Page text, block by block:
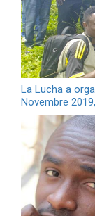
La Lucha a
Novembre